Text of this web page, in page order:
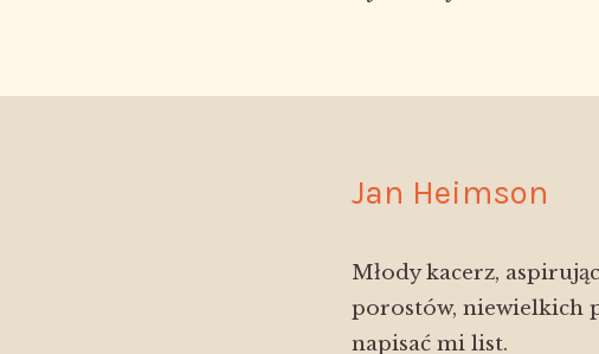
Jan Heimson
Młody kacerz,
porostów, niewielkich
napisać mi list.